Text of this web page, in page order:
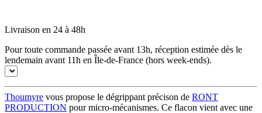
Livraison en 24 à 48h
Pour toute commande passée avant 13h, réception estimée dès le
lendemain avant 11h en Île-de-France (hors week-ends).
Thoumyre vous propose le dégrippant précison de RONT
PRODUCTION pour micro-mécanismes. Ce flacon vient avec une